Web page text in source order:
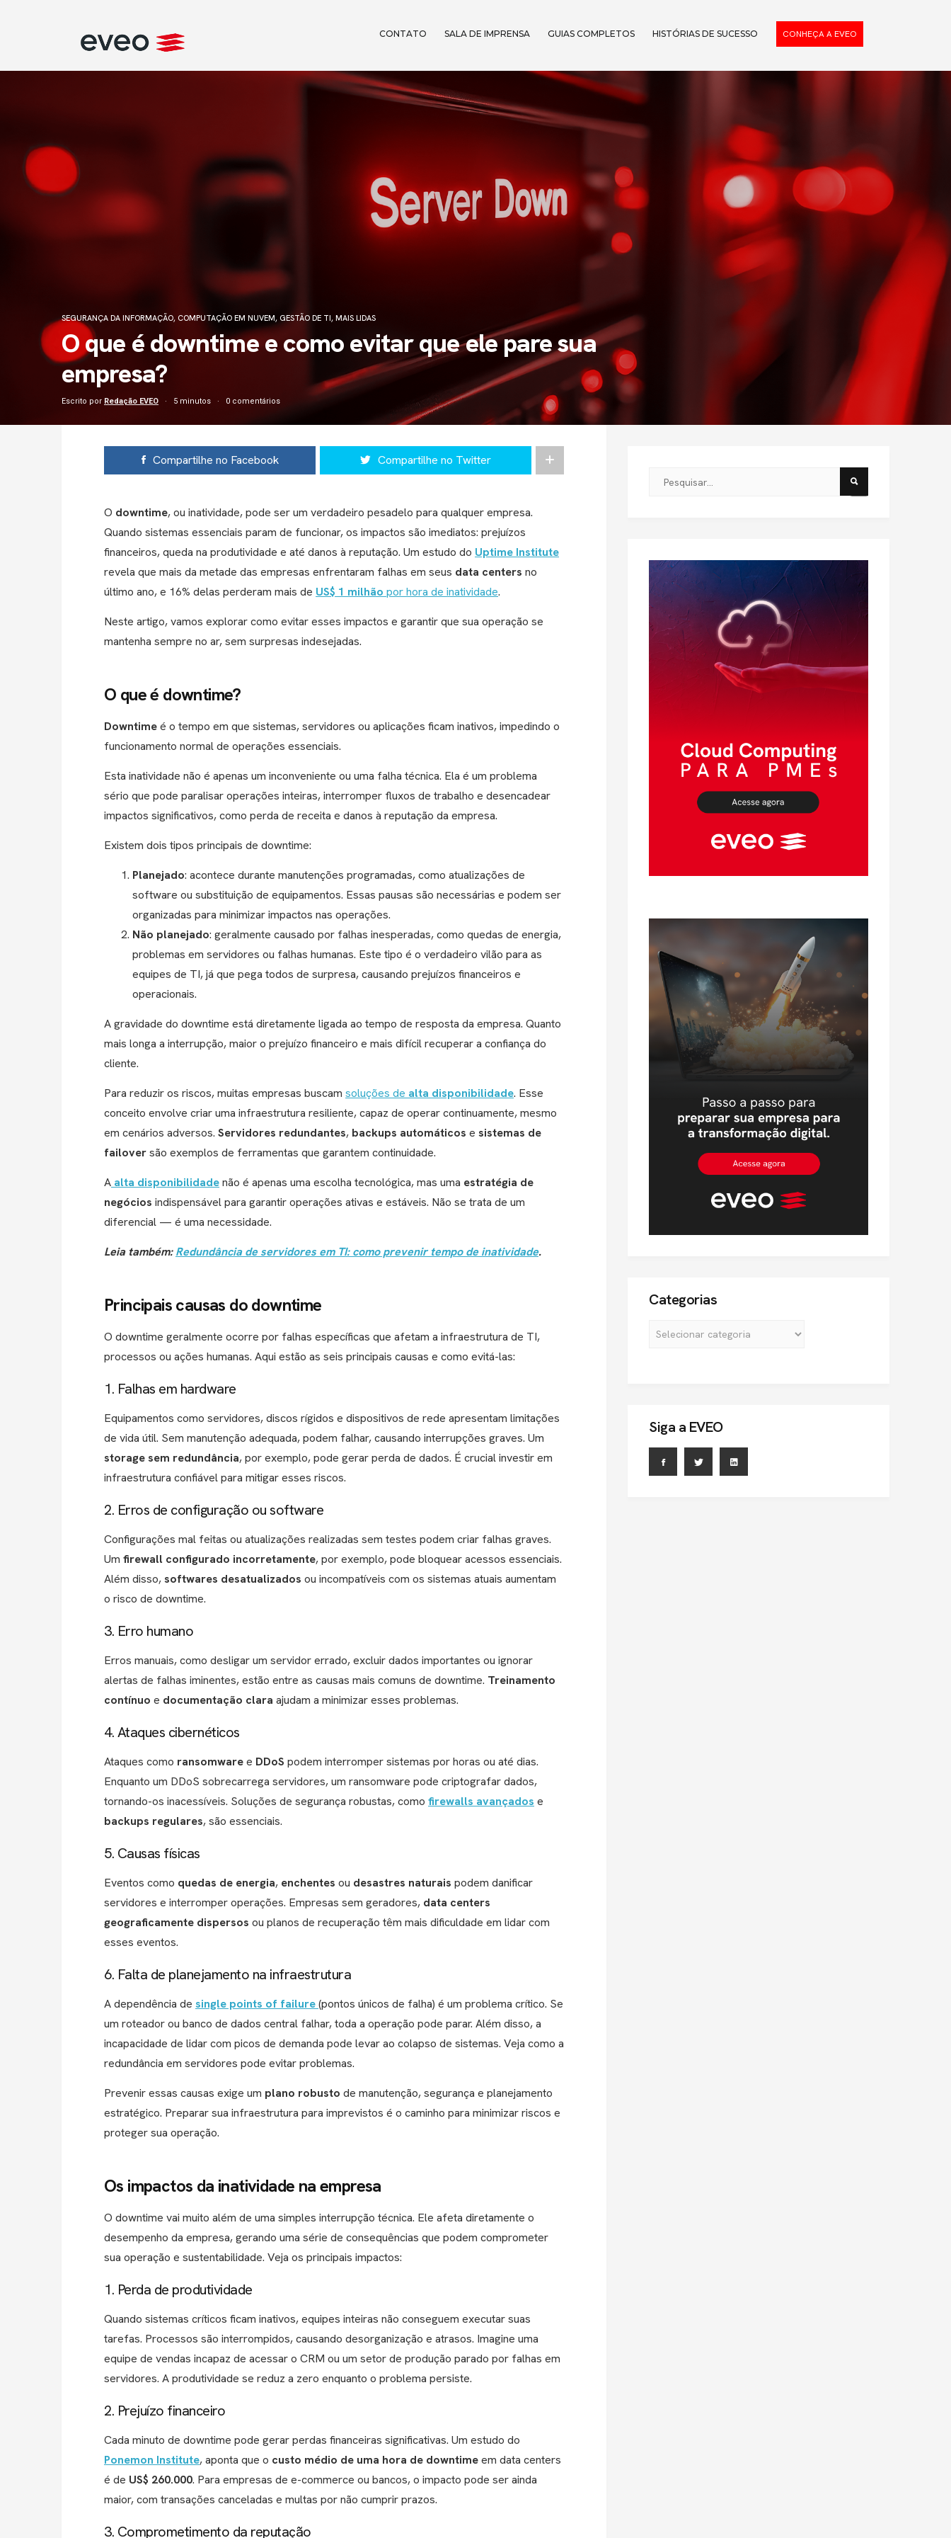
CONTATO SALA DE IMPRENSA GUIAS COMPLETOS HISTÓRIAS DE SUCESSO CONHEÇA A EVEO
SEGURANÇA DA INFORMAÇÃO, COMPUTAÇÃO EM NUVEM, GESTÃO DE TI, MAIS LIDAS
O que é downtime e como evitar que ele pare sua
empresa?
Escrito por Redação EVEO 5 minutos 0 comentários
Compartilhe no Facebook Compartilhe no Twitter
O downtime, ou inatividade, pode ser um verdadeiro pesadelo para qualquer empresa.
Quando sistemas essenciais param de funcionar, os impactos são imediatos: prejuízos
financeiros, queda na produtividade e até danos à reputação. Um estudo do Uptime Institute
revela que mais da metade das empresas enfrentaram falhas em seus data centers no
último ano, e 16% delas perderam mais de US$ 1 milhão por hora de inatividade.
Neste artigo, vamos explorar como evitar esses impactos e garantir que sua operação se
mantenha sempre no ar, sem surpresas indesejadas.
O que é downtime?
Downtimeé o tempo em que sistemas, servidores ou aplicações ficam inativos, impedindo o
funcionamento normal de operações essenciais.
Esta inatividade não é apenas um inconveniente ou uma falha técnica. Ela é um problema
sério que pode paralisar operações inteiras, interromper fluxos de trabalho e desencadear
impactos significativos, como perda de receita e danos à reputação da empresa.
Existem dois tipos principais de downtime:
Planejado: acontece durante manutenções programadas, como atualizações de
software ou substituição de equipamentos. Essas pausas são necessárias e podem ser
organizadas para minimizar impactos nas operações.
Não planejado: geralmente causado por falhas inesperadas, como quedas de energia,
problemas em servidores ou falhas humanas. Este tipo é o verdadeiro vilão para as
equipes de TI, já que pega todos de surpresa, causando prejuízos financeiros e
operacionais.
A gravidade do downtime está diretamente ligada ao tempo de resposta da empresa. Quanto
mais longa a interrupção, maior o prejuízo financeiro e mais difícil recuperar a confiança do
cliente.
Para reduzir os riscos, muitas empresas buscam soluções de alta disponibilidade. Esse
conceito envolve criar uma infraestrutura resiliente, capaz de operar continuamente, mesmo
em cenários adversos. Servidores redundantes, backups automáticos e sistemas de
failoversão exemplos de ferramentas que garantem continuidade.
A alta disponibilidadenão é apenas uma escolha tecnológica, mas uma estratégia de
negócios indispensável para garantir operações ativas e estáveis. Não se trata de um
diferencial — é uma necessidade.
Leia também:Redundância de servidores em TI: como prevenir tempo de inatividade.
Principais causas do downtime
O downtime geralmente ocorre por falhas específicas que afetam a infraestrutura de TI,
processos ou ações humanas. Aqui estão as seis principais causas e como evitá-las:
1. Falhas em hardware
Equipamentos como servidores, discos rígidos e dispositivos de rede apresentam limitações
de vida útil. Sem manutenção adequada, podem falhar, causando interrupções graves. Um
storage sem redundância, por exemplo, pode gerar perda de dados. É crucial investir em
infraestrutura confiável para mitigar esses riscos.
2. Erros de configuração ou software
Configurações mal feitas ou atualizações realizadas sem testes podem criar falhas graves.
Um firewall configurado incorretamente, por exemplo, pode bloquear acessos essenciais.
Além disso,softwares desatualizados ou incompatíveis com os sistemas atuais aumentam
o risco de downtime.
3. Erro humano
Erros manuais, como desligar um servidor errado, excluir dados importantes ou ignorar
alertas de falhas iminentes, estão entre as causas mais comuns de downtime. Treinamento
contínuo e documentação clara ajudam a minimizar esses problemas.
4. Ataques cibernéticos
Ataques como ransomwaree DDoS podem interromper sistemas por horas ou até dias.
Enquanto um DDoS sobrecarrega servidores, um ransomware pode criptografar dados,
tornando-os inacessíveis. Soluções de segurança robustas, como firewalls avançados e
backups regulares, são essenciais.
5. Causas físicas
Eventos como quedas de energia, enchentes ou desastres naturais podem danificar
servidores e interromper operações. Empresas sem geradores, data centers
geograficamente dispersos ou planos de recuperação têm mais dificuldade em lidar com
esses eventos.
6. Falta de planejamento na infraestrutura
A dependência de single points of failure(pontos únicos de falha) é um problema crítico. Se
um roteador ou banco de dados central falhar, toda a operação pode parar. Além disso, a
incapacidade de lidar com picos de demanda pode levar ao colapso de sistemas. Veja como a
redundância em servidores pode evitar problemas.
Prevenir essas causas exige um plano robusto de manutenção, segurança e planejamento
estratégico. Preparar sua infraestrutura para imprevistos é o caminho para minimizar riscos e
proteger sua operação.
Os impactos da inatividade na empresa
O downtime vai muito além de uma simples interrupção técnica. Ele afeta diretamente o
desempenho da empresa, gerando uma série de consequências que podem comprometer
sua operação e sustentabilidade. Veja os principais impactos:
1. Perda de produtividade
Quando sistemas críticos ficam inativos, equipes inteiras não conseguem executar suas
tarefas. Processos são interrompidos, causando desorganização e atrasos. Imagine uma
equipe de vendas incapaz de acessar o CRM ou um setor de produção parado por falhas em
servidores. A produtividade se reduz a zero enquanto o problema persiste.
2. Prejuízo financeiro
Cada minuto de downtime pode gerar perdas financeiras significativas. Um estudo do
Ponemon Institute, aponta que o custo médio de uma hora de downtimeem data centers
é de US$ 260.000. Para empresas de e-commerce ou bancos, o impacto pode ser ainda
maior, com transações canceladas e multas por não cumprir prazos.
3. Comprometimento da reputação
Este é um campo de pesquisa com recurso de sugestão
Categorias
Siga a EVEO